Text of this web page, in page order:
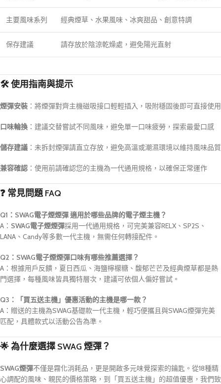
主要風味系列 經典煙草、水果風味、冰爽甜品、創意特調
保存建議 請存放於陰涼乾燥處，避免陽光直射
🛠️ 使用指南與提示
煙彈安裝 ：將煙彈對齊主機磁吸接口輕輕插入，吸附穩固後即可直接使用
口味輪換 ：建議交替嘗試不同風味，避免單一口味疲勞，探索最愛口感
儲存建議 ：未拆封煙彈請直立存放，避免高溫或潮濕環境以維持風味品質
兼容確認 ：使用前請確認您的主機為一代通用規格，以確保正常運作
❓ 常見問題 FAQ
Q1：SWAG電子煙煙彈 適用於哪些品牌的電子煙主機？
A： SWAG電子煙煙彈採用一代通用規格，可完美兼容RELX、SP2S、
LANA、Candy等多數一代主機，無需任何轉接配件。
Q2：SWAG電子煙煙彈口味有哪些推薦選擇？
A：根據用戶反饋，夏日西瓜、海鹽檸檬糖、馥郁芒芒及經典煙草都是熱
門選擇，每種風味皆具獨特層次，建議可依個人偏好嘗試。
Q3：「買五送主機」優惠活動的主機是哪一款？
A：贈送的主機為SWAG基礎款一代主機，輕巧便攜且與SWAG煙彈完美
匹配，具體款式以活動公告為準。
🌟 為什麼選擇 SWAG 煙彈？
SWAG煙彈不僅是霧化消耗品，更是開啟多元味覺探索的鑰匙。從18種精
心調配的風味、親民的價格策略，到「買五送主機」的超值優惠，我們致